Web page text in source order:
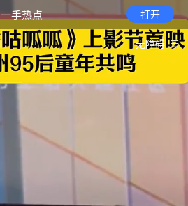
手热点 打开
无障碍